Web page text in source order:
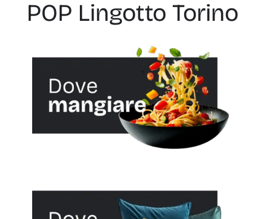
POP Lingotto Torino